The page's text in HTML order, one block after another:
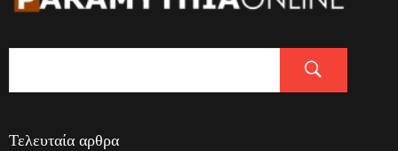
Τελευταία αρθρα